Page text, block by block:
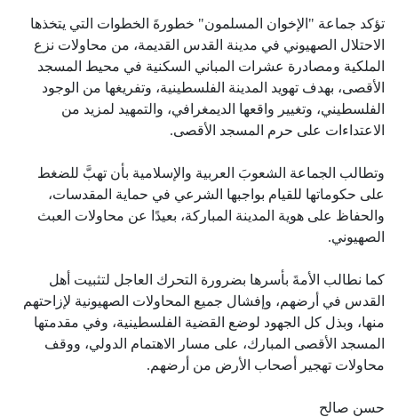
تؤكد جماعة "الإخوان المسلمون" خطورةَ الخطوات التي يتخذها
الاحتلال الصهيوني في مدينة القدس القديمة، من محاولات نزع
الملكية ومصادرة عشرات المباني السكنية في محيط المسجد
الأقصى، بهدف تهويد المدينة الفلسطينية، وتفريغها من الوجود
الفلسطيني، وتغيير واقعها الديمغرافي، والتمهيد لمزيد من
الاعتداءات على حرم المسجد الأقصى.
وتطالب الجماعة الشعوبَ العربية والإسلامية بأن تهبَّ للضغط
على حكوماتها للقيام بواجبها الشرعي في حماية المقدسات،
والحفاظ على هوية المدينة المباركة، بعيدًا عن محاولات العبث
الصهيوني.
كما نطالب الأمةَ بأسرها بضرورة التحرك العاجل لتثبيت أهل
القدس في أرضهم، وإفشال جميع المحاولات الصهيونية لإزاحتهم
منها، وبذل كل الجهود لوضع القضية الفلسطينية، وفي مقدمتها
المسجد الأقصى المبارك، على مسار الاهتمام الدولي، ووقف
محاولات تهجير أصحاب الأرض من أرضهم.
حسن صالح